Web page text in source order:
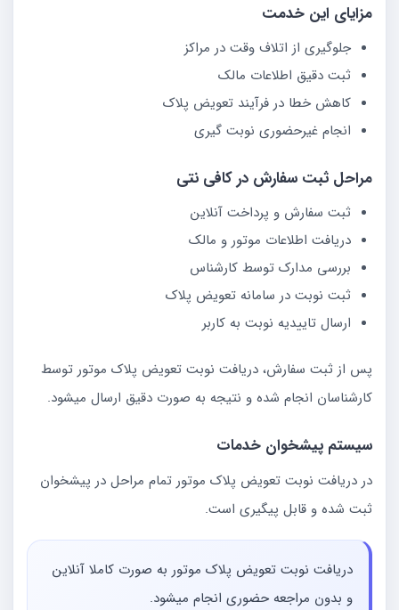
مزایای این خدمت
جلوگیری از اتلاف وقت در مراکز
ثبت دقیق اطلاعات مالک
کاهش خطا در فرآیند تعویض پلاک
انجام غیرحضوری نوبت گیری
مراحل ثبت سفارش در کافی نتی
ثبت سفارش و پرداخت آنلاین
دریافت اطلاعات موتور و مالک
بررسی مدارک توسط کارشناس
ثبت نوبت در سامانه تعویض پلاک
ارسال تاییدیه نوبت به کاربر
پس از ثبت سفارش، دریافت نوبت تعویض پلاک موتور توسط
کارشناسان انجام شده و نتیجه به صورت دقیق ارسال میشود.
سیستم پیشخوان خدمات
در دریافت نوبت تعویض پلاک موتور تمام مراحل در پیشخوان
ثبت شده و قابل پیگیری است.
دریافت نوبت تعویض پلاک موتور به صورت کاملا آنلاین
و بدون مراجعه حضوری انجام میشود.